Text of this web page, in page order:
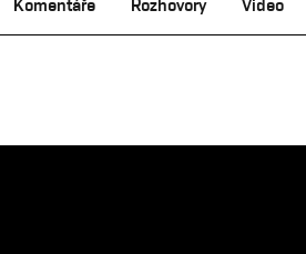
Komentáře Rozhovory Video